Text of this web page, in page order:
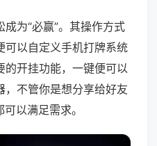
为“必赢”。其操作方式
可以自定义手机打牌系统
的开挂功能，一键便可以
，不管你是想分享给好友
以满足需求。